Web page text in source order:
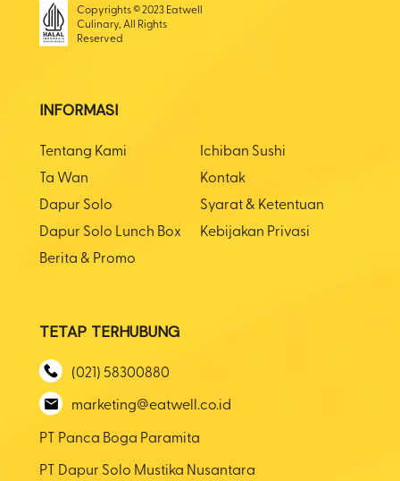
Copyrights © 2023 Eatwell
Culinary, All Rights
Reserved
INFORMASI
Tentang Kami
Ichiban Sushi
Ta Wan
Kontak
Dapur Solo
Syarat & Ketentuan
Dapur Solo Lunch Box
Kebijakan Privasi
Berita & Promo
TETAP TERHUBUNG
(021) 58300880
marketing@eatwell.co.id
PT Panca Boga Paramita
PT Dapur Solo Mustika Nusantara